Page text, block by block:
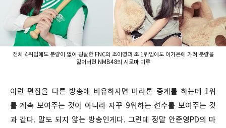
전체 4위임에도 분량이 없어 광탈한 FNC의 조아영과 조 1위임에도 이가은에 가려 분량을
잃어버린 NMB48의 시로마 미루
이런 편집을 다른 방송에 비유하자면 마라톤 중계를 하는데 1위
를 계속 보여주는 것이 아니라 자꾸 9위하는 선수를 보여주는 것
과 같다. 말도 되지 않는 방송인게다. 그런데 정말 안준영PD의 마